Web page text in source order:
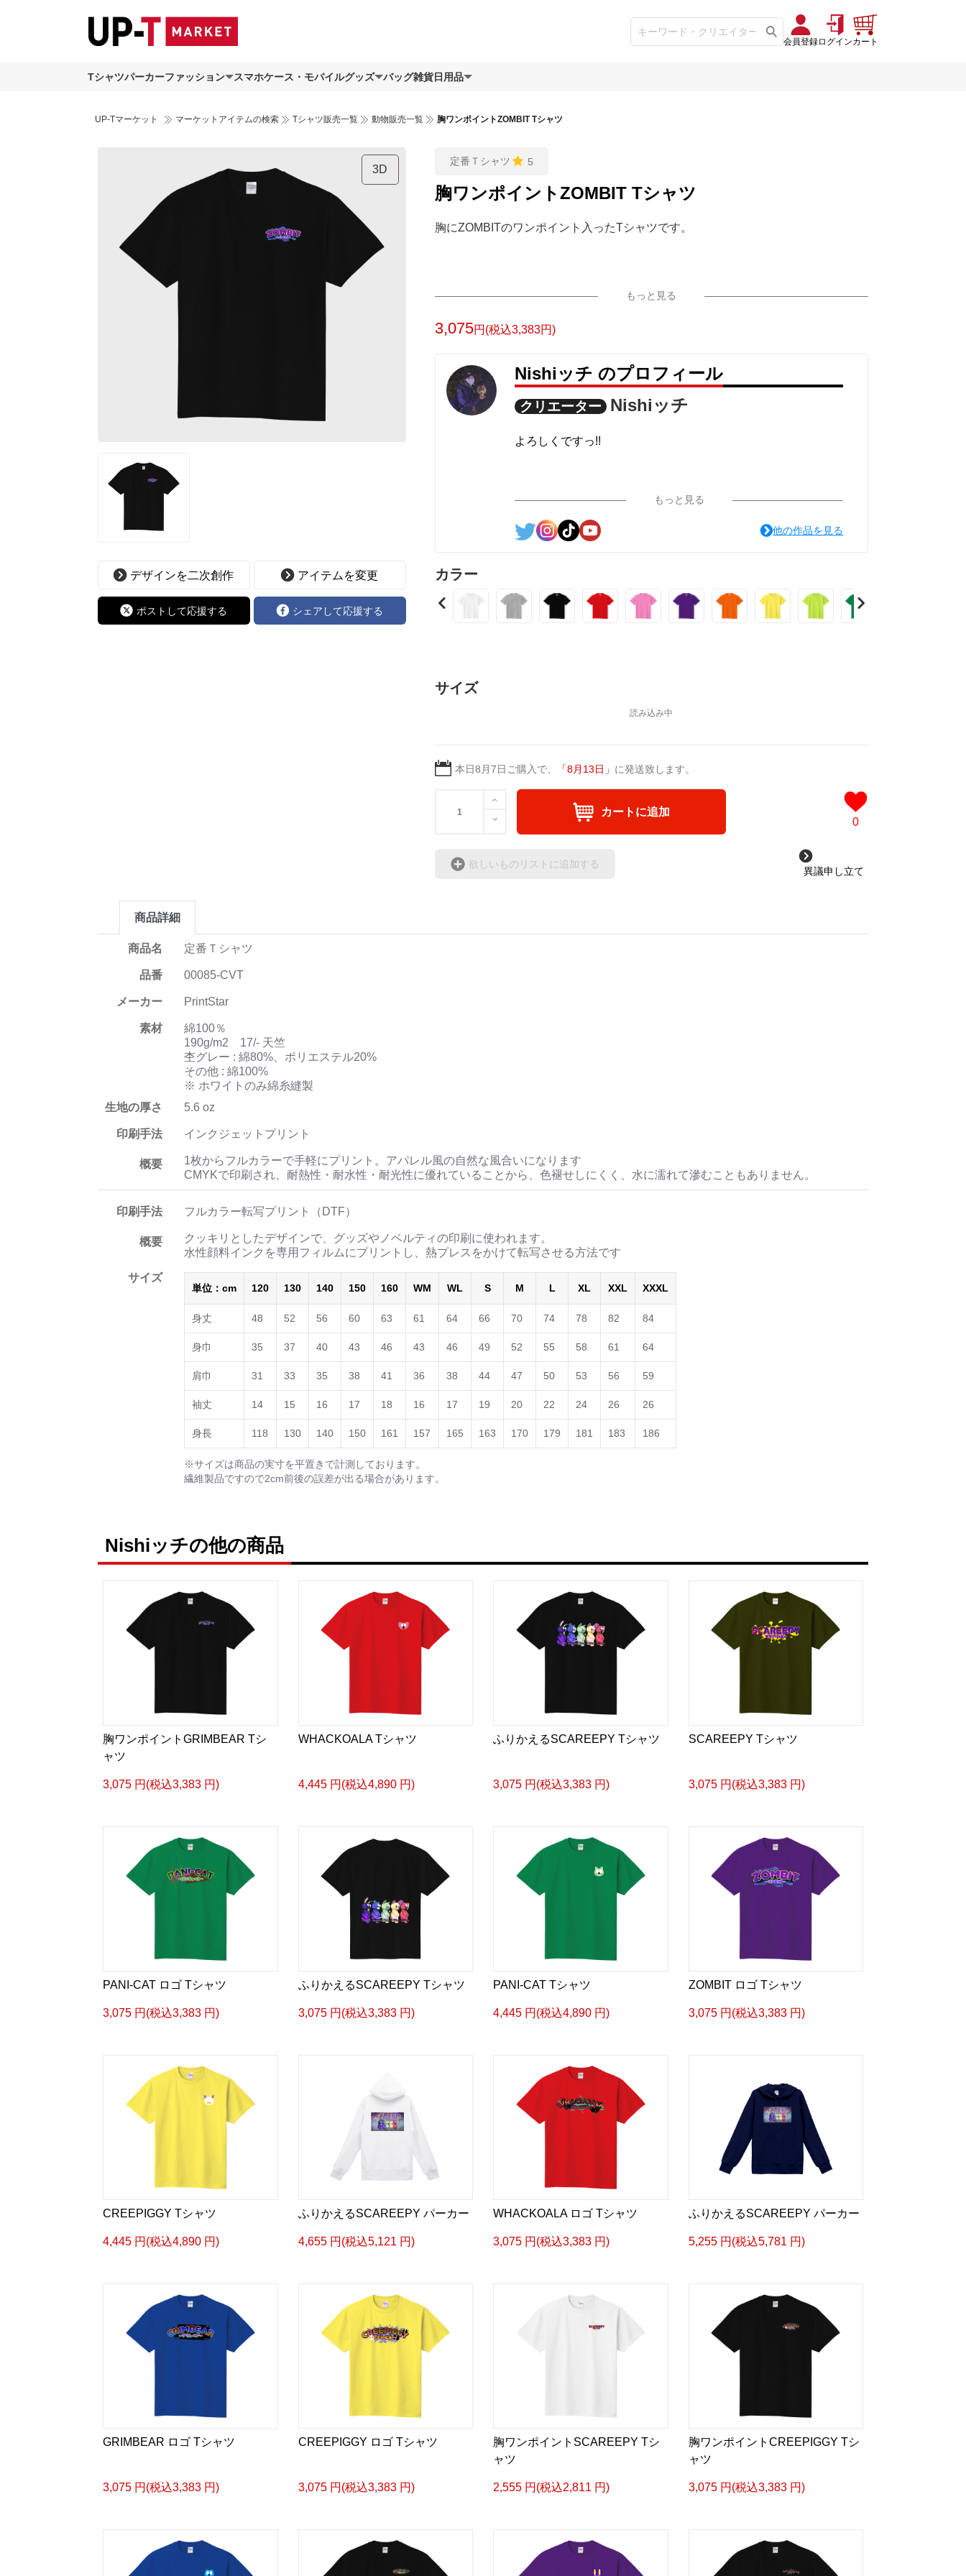
会員登録ログインカート
Tシャツパーカーファッション スマホケース・モバイルグッズ バッグ雑貨日用品
UP-Tマーケット マーケットアイテムの検索 Tシャツ販売一覧 動物販売一覧 胸ワンポイントZOMBIT Tシャツ
3D
デザインを二次創作 アイテムを変更
ポストして応援する シェアして応援する
定番Ｔシャツ 5
胸ワンポイントZOMBIT Tシャツ
胸にZOMBITのワンポイント入ったTシャツです。
もっと見る
3,075円(税込3,383円)
Nishiッチ のプロフィール
クリエーター Nishiッチ
よろしくですっ!!
もっと見る
他の作品を見る
カラー
サイズ
本日8月7日 ご購入で、 「8月13日 」 に発送致します。
カートに追加
0
欲しいものリストに追加する
異議申し立て
商品詳細
商品名 定番Ｔシャツ
品番 00085-CVT
メーカー PrintStar
素材
綿100％
190g/m2 17/- 天竺
杢グレー : 綿80%、ポリエステル20%
その他 : 綿100%
※ ホワイトのみ綿糸縫製
生地の厚さ
5.6 oz
印刷手法 インクジェットプリント
概要
1枚からフルカラーで手軽にプリント。アパレル風の自然な風合いになります
CMYKで印刷され、耐熱性・耐水性・耐光性に優れていることから、色褪せしにくく、水に濡れて滲むこともありません。
印刷手法 フルカラー転写プリント（DTF）
概要
クッキリとしたデザインで、グッズやノベルティの印刷に使われます。
水性顔料インクを専用フィルムにプリントし、熱プレスをかけて転写させる方法です
サイズ
単位：cm 120 130 140 150 160 WM WL S M L XL XXL XXXL
身丈 48 52 56 60 63 61 64 66 70 74 78 82 84
身巾 35 37 40 43 46 43 46 49 52 55 58 61 64
肩巾 31 33 35 38 41 36 38 44 47 50 53 56 59
袖丈 14 15 16 17 18 16 17 19 20 22 24 26 26
身長 118 130 140 150 161 157 165 163 170 179 181 183 186
※サイズは商品の実寸を平置きで計測しております。
繊維製品ですので2cm前後の誤差が出る場合があります。
Nishiッチの他の商品
胸ワンポイントGRIMBEAR Tシ
ャツ
3,075 円(税込3,383 円)
WHACKOALA Tシャツ
4,445 円(税込4,890 円)
ふりかえるSCAREEPY Tシャツ
3,075 円(税込3,383 円)
SCAREEPY Tシャツ
3,075 円(税込3,383 円)
PANI-CAT ロゴ Tシャツ
3,075 円(税込3,383 円)
ふりかえるSCAREEPY Tシャツ
3,075 円(税込3,383 円)
PANI-CAT Tシャツ
4,445 円(税込4,890 円)
ZOMBIT ロゴ Tシャツ
3,075 円(税込3,383 円)
CREEPIGGY Tシャツ
4,445 円(税込4,890 円)
ふりかえるSCAREEPY パーカー
4,655 円(税込5,121 円)
WHACKOALA ロゴ Tシャツ
3,075 円(税込3,383 円)
ふりかえるSCAREEPY パーカー
5,255 円(税込5,781 円)
GRIMBEAR ロゴ Tシャツ
3,075 円(税込3,383 円)
CREEPIGGY ロゴ Tシャツ
3,075 円(税込3,383 円)
胸ワンポイントSCAREEPY Tシ
ャツ
2,555 円(税込2,811 円)
胸ワンポイントCREEPIGGY Tシ
ャツ
3,075 円(税込3,383 円)